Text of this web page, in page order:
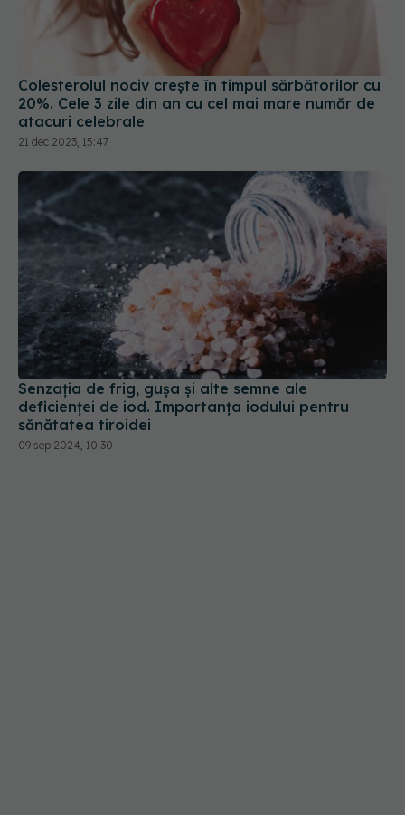
Colesterolul nociv crește în timpul sărbătorilor cu
20%. Cele 3 zile din an cu cel mai mare număr de
atacuri celebrale
21 dec 2023, 15:47
Senzația de frig, gușa și alte semne ale
deficienței de iod. Importanța iodului pentru
sănătatea tiroidei
09 sep 2024, 10:30